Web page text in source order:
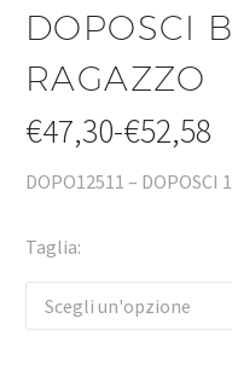
DOPOSCI
RAGAZZO
€47,30-€52,58
DOPO12511 – DOPOSCI
Taglia
Scegli un'opzione